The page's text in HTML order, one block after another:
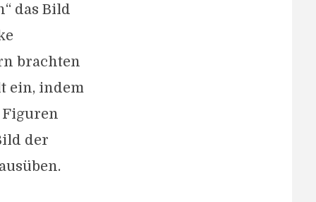
das Bild
brachten
ein, indem
Figuren
der